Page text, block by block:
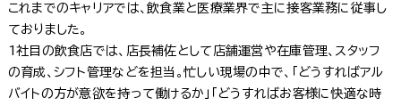
これまでのキャリアでは、飲食業と医療業界で主に接客業務に従事し
ておりました。
1社目の飲食店では、店長補佐として店舗運営や在庫管理、スタッフ
の育成、シフト管理などを担当。忙しい現場の中で、「どうすればアル
バイトの方が意欲を持って働けるか」「どうすればお客様に快適な時